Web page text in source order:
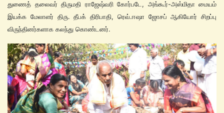
துணைத் தலைவர் திருமதி ராஜேஷ்வரி கோர்படே, அங்கூர்-அஸ்மிதா மையம்
இயக்க மேலாளர் திரு. தீபக் திரிபாதி, ரெவ்.ஈஷா ஜோசப் ஆகியோர் சிறப்பு
விருந்தினர்களாக கலந்து கொண்டனர்.